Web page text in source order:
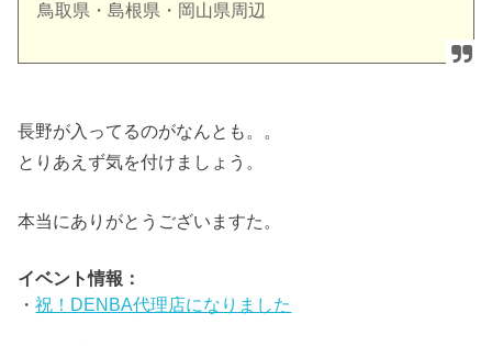
鳥取県・島根県・岡山県周辺
長野が入ってるのがなんとも。。
とりあえず気を付けましょう。
本当にありがとうございますた。
イベント情報：
・祝！DENBA代理店になりました